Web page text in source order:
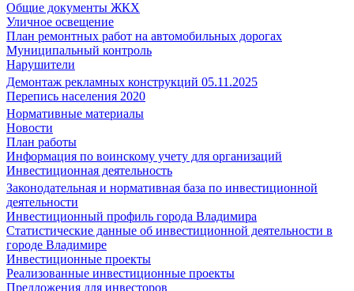
Общие документы ЖКХ
Уличное освещение
План ремонтных работ на автомобильных дорогах
Муниципальный контроль
Нарушители
Демонтаж рекламных конструкций 05.11.2025
Перепись населения 2020
Нормативные материалы
Новости
План работы
Информация по воинскому учету для организаций
Инвестиционная деятельность
Законодательная и нормативная база по инвестиционной
деятельности
Инвестиционный профиль города Владимира
Статистические данные об инвестиционной деятельности в
городе Владимире
Инвестиционные проекты
Реализованные инвестиционные проекты
Предложения для инвесторов